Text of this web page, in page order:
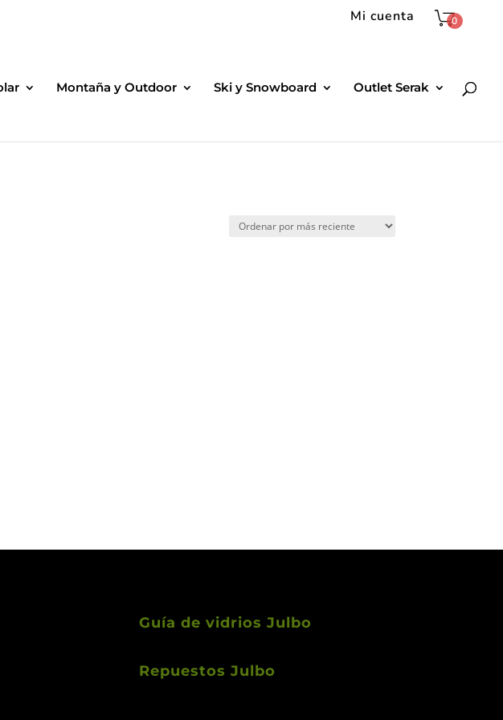
Mi cuenta 0
Montaña y Outdoor Ski y Snowboard Outlet Serak
Guía de vidrios Julbo
Repuestos Julbo